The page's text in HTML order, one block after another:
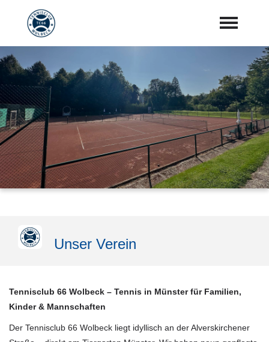
Startseite
Aktuelles
Vorstand
Training
Mannschaften
"Jetzt Mitglied werden"
Unser Verein
Tennisclub 66 Wolbeck – Tennis in Münster für Familien,
Kinder & Mannschaften
Der Tennisclub 66 Wolbeck liegt idyllisch an der Alverskirchener